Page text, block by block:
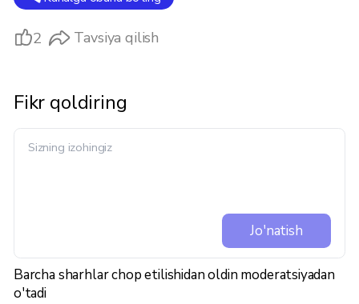
2 Tavsiya qilish
Fikr qoldiring
Jo'natish
Barcha sharhlar chop etilishidan oldin moderatsiyadan
o'tadi